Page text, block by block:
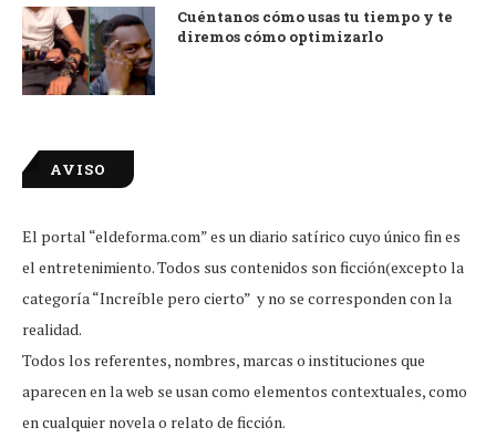
Cuéntanos cómo usas tu tiempo y te
diremos cómo optimizarlo
AVISO
El portal “eldeforma.com” es un diario satírico cuyo único fin es
el entretenimiento. Todos sus contenidos son ficción(excepto la
categoría “Increíble pero cierto” y no se corresponden con la
realidad.
Todos los referentes, nombres, marcas o instituciones que
aparecen en la web se usan como elementos contextuales, como
en cualquier novela o relato de ficción.